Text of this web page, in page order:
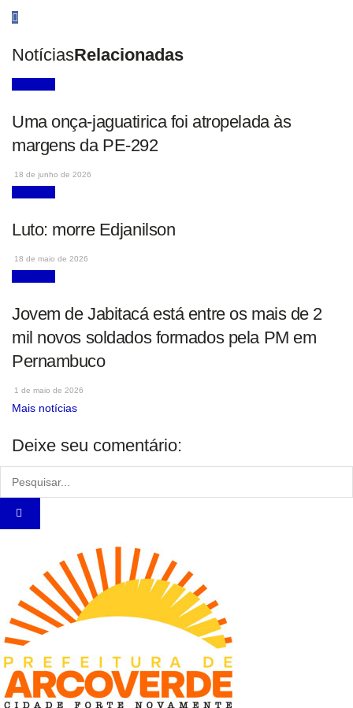
NotíciasRelacionadas
Uma onça-jaguatirica foi atropelada às
margens da PE-292
18 de junho de 2026
Luto: morre Edjanilson
18 de maio de 2026
Jovem de Jabitacá está entre os mais de 2
mil novos soldados formados pela PM em
Pernambuco
1 de maio de 2026
Mais notícias
Deixe seu comentário: